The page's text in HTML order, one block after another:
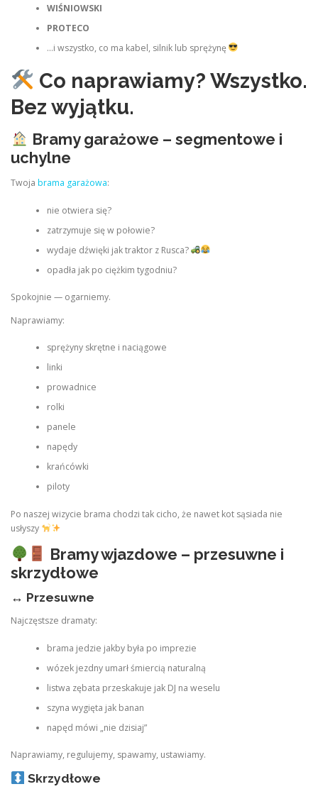
WIŚNIOWSKI
PROTECO
…i wszystko, co ma kabel, silnik lub sprężynę
Co naprawiamy? Wszystko.
Bez wyjątku.
Bramy garażowe – segmentowe i
uchylne
Twoja brama garażowa:
nie otwiera się?
zatrzymuje się w połowie?
wydaje dźwięki jak traktor z Rusca?
opadła jak po ciężkim tygodniu?
Spokojnie — ogarniemy.
Naprawiamy:
sprężyny skrętne i naciągowe
linki
prowadnice
rolki
panele
napędy
krańcówki
piloty
Po naszej wizycie brama chodzi tak cicho, że nawet kot sąsiada nie
usłyszy
Bramy wjazdowe – przesuwne i
skrzydłowe
↔️ Przesuwne
Najczęstsze dramaty:
brama jedzie jakby była po imprezie
wózek jezdny umarł śmiercią naturalną
listwa zębata przeskakuje jak DJ na weselu
szyna wygięta jak banan
napęd mówi „nie dzisiaj”
Naprawiamy, regulujemy, spawamy, ustawiamy.
Skrzydłowe